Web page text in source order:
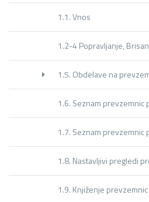
1.1. Vnos
1.2-4 Popravljanje,
1.5. Obdelave na
1.6. Seznam prevzemnic
1.7. Seznam prevzemnic
1.8. Nastavljivi pregledi
1.9. Knjiženje prevzemnic